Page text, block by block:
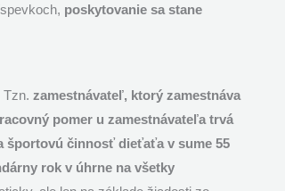
poskytovanie sa stane
Tzn.zamestnávateľ, ktorý zamestnáva
pomer u zamestnávateľa trvá
športovú činnosť dieťaťa v sume 55
rok v úhrne na všetky